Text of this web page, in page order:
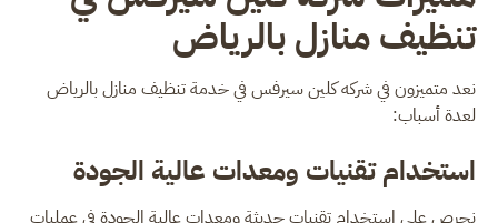
تنظيف منازل بالرياض
نعد متميزون في شركه كلين سيرفس في خدمة تنظيف منازل بالرياض
لعدة أسباب:
استخدام تقنيات ومعدات عالية الجودة
نحرص على استخدام تقنيات حديثة ومعدات عالية الجودة في عمليات